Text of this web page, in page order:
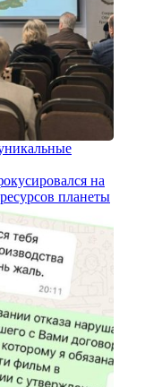
на
планеты